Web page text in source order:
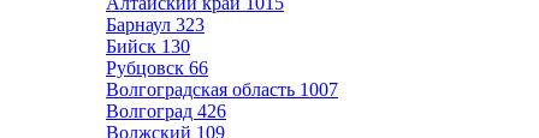
Барнаул 323
Бийск 130
Рубцовск 66
Волгоградская область 1007
Волгоград 426
Волжский 109